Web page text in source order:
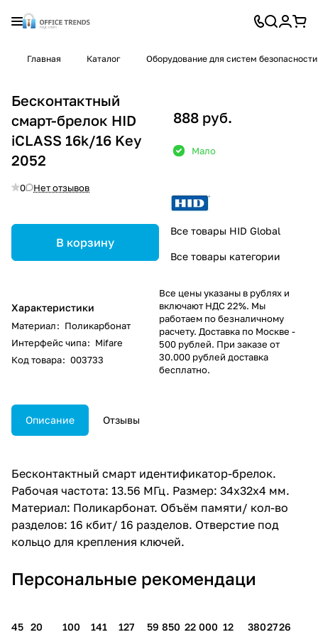
Главная Каталог Оборудование для систем безопасности
Бесконтактный
смарт-брелок HID
iCLASS 16k/16 Key
2052
0 Нет отзывов
В корзину
Характеристики
Материал: Поликарбонат
Интерфейс чипа: Mifare
Код товара: 003733
888 руб.
Мало
Все товары HID Global
Все товары категории
Все цены указаны в рублях и
включают НДС 22%. Мы
работаем по безналичному
расчету. Доставка по Москве -
500 рублей. При заказе от
30.000 рублей доставка
бесплатно.
Описание Отзывы
Бесконтактный смарт идентификатор-брелок.
Рабочая частота: 13.56 МГц. Размер: 34x32x4 мм.
Материал: Поликарбонат. Объём памяти/ кол-во
разделов: 16 кбит/ 16 разделов. Отверстие под
кольцо для крепления ключей.
Персональные рекомендаци
45
20
100
141
127
59 850 22 000 12
3802726